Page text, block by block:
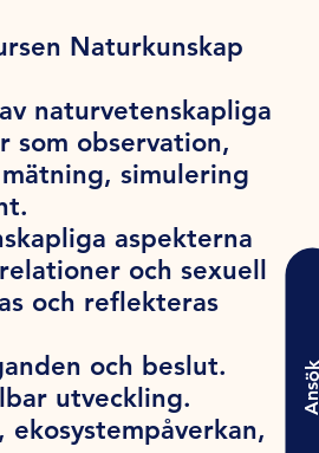
Naturkunskap
naturvetenskapliga
som observation,
simulering
aspekterna
och sexuell
och reflekteras
och beslut.
utveckling.